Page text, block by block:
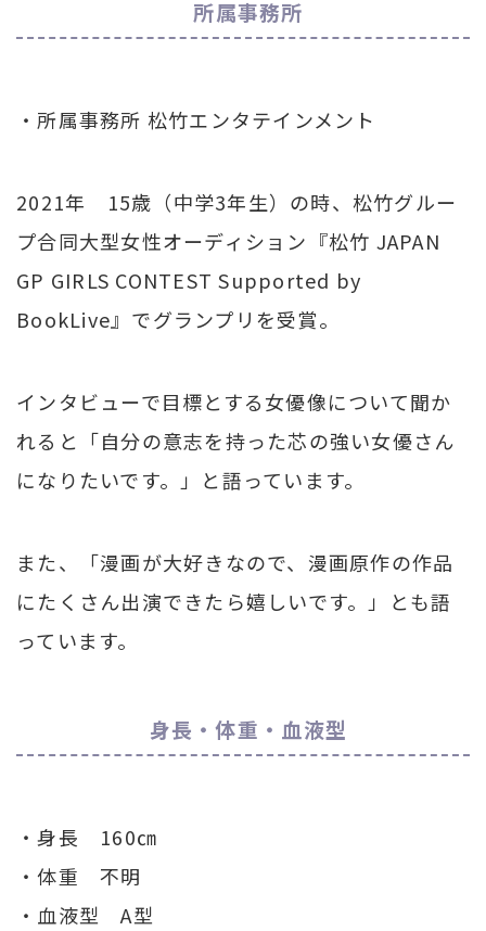
所属事務所
・所属事務所 松竹エンタテインメント
2021年 15歳（中学3年生）の時、松竹グルー
プ合同大型女性オーディション『松竹 JAPAN
GP GIRLS CONTEST Supported by
BookLive』でグランプリを受賞。
インタビューで目標とする女優像について聞か
れると「自分の意志を持った芯の強い女優さん
になりたいです。」と語っています。
また、「漫画が大好きなので、漫画原作の作品
にたくさん出演できたら嬉しいです。」とも語
っています。
身長・体重・血液型
・身長 160㎝
・体重 不明
・血液型 A型